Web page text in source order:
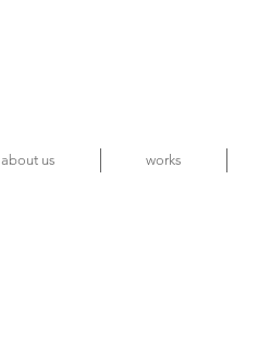
about us works